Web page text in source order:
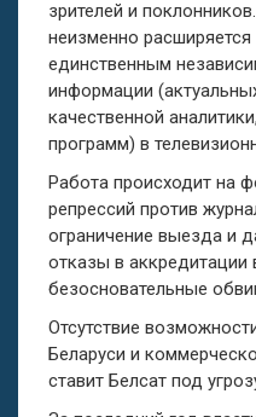
зрителей и
неизменно расширяется
единственным
информации
качественной
программ) в
Работа происходит на
репрессий против
ограничение выезда и
отказы в аккредитации
безосновательные
Отсутствие
Беларуси и коммерческо
ставит Белсат под